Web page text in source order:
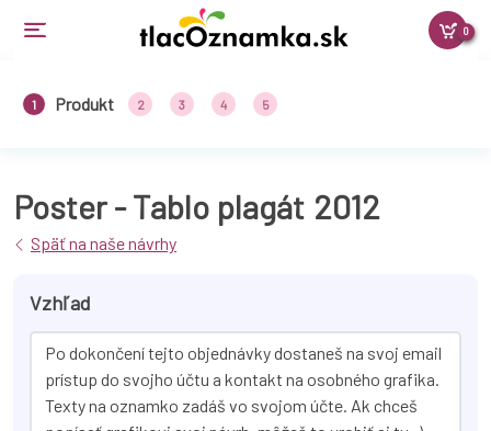
0
1 Produkt 2 3 4 5
Poster - Tablo plagát 2012
Späť na naše návrhy
Vzhľad